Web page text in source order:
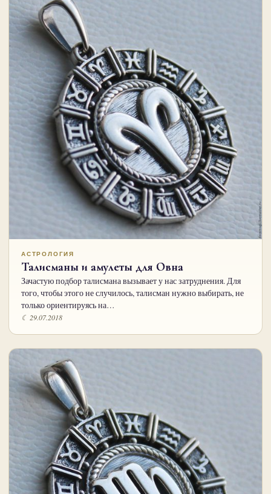
АСТРОЛОГИЯ
Талисманы и амулеты для Овна
Зачастую подбор талисмана вызывает у нас затруднения. Для
того, чтобы этого не случилось, талисман нужно выбирать, не
только ориентируясь на…
☾ 29.07.2018